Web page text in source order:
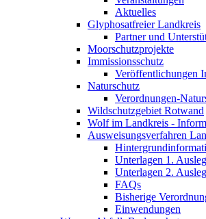
Aktuelles
Glyphosatfreier Landkreis
Partner und
Moorschutzprojekte
Immissionsschutz
Veröffentlichungen
Naturschutz
Verordnungen-
Wildschutzgebiet Rotwand
Wolf im Landkreis -
Ausweisungsverfahren
Unterlagen 1.
Unterlagen 2.
FAQs
Bisherige
Einwendungen